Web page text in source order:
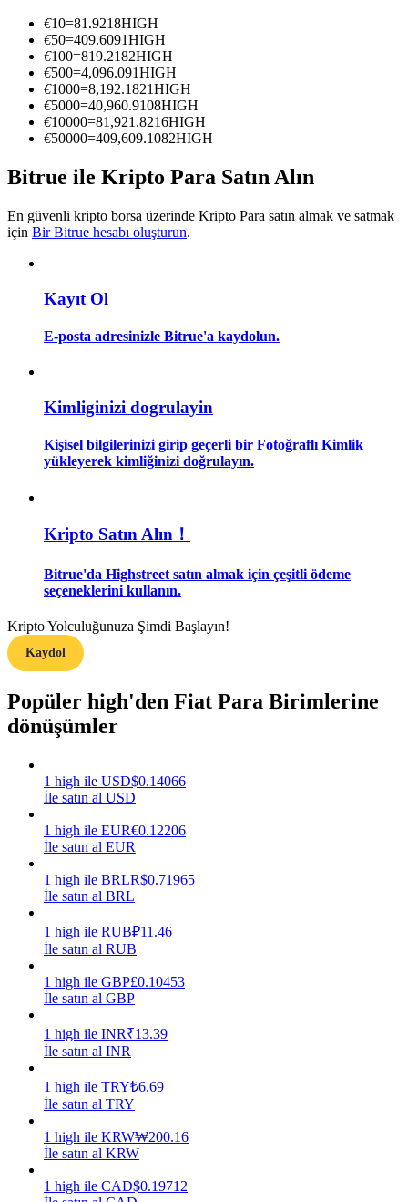
Kâr paylaşımı ve kopya ticaret komisyonlarının tadını çıkarın
Bilgi
Ticaret bilgileri vb. dahil olmak üzere büyük veri analizi.
Vadeli İşlemler Başlangıç Kılavuzu
Ticaret stratejileri
Nasıl kârlı kalabileceğinizi öğrenin
Günlük rekabetçi ödüller kazanın
€10=81.9218HIGH
€50=409.6091HIGH
€100=819.2182HIGH
€500=4,096.091HIGH
€1000=8,192.1821HIGH
€5000=40,960.9108HIGH
€10000=81,921.8216HIGH
€50000=409,609.1082HIGH
Bitrue ile Kripto Para Satın Alın
En güvenli kripto borsa üzerinde Kripto Para satın almak ve satmak
için Bir Bitrue hesabı oluşturun.
Kayıt Ol
E-posta adresinizle Bitrue'a kaydolun.
Kimliginizi dogrulayin
Kişisel bilgilerinizi girip geçerli bir Fotoğraflı Kimlik
yükleyerek kimliğinizi doğrulayın.
Kripto Satın Alın！
Bitrue'da Highstreet satın almak için çeşitli ödeme
seçeneklerini kullanın.
Kripto Yolculuğunuza Şimdi Başlayın!
Kaydol
Popüler high'den Fiat Para Birimlerine
dönüşümler
1 high ile USD$0.14066
İle satın al USD
1 high ile EUR€0.12206
İle satın al EUR
1 high ile BRLR$0.71965
İle satın al BRL
1 high ile RUB₽11.46
İle satın al RUB
1 high ile GBP£0.10453
İle satın al GBP
1 high ile INR₹13.39
İle satın al INR
1 high ile TRY₺6.69
İle satın al TRY
1 high ile KRW₩200.16
İle satın al KRW
1 high ile CAD$0.19712